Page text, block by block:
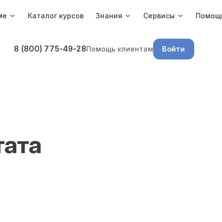
Каталог курсов Знания Сервисы
8 (800) 775-49-28Помощь клиентам Войти